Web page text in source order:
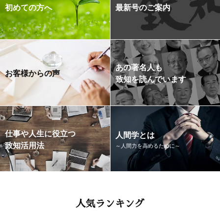
初めての方へ 最新号のご案内
お客様からの声
あの著名人も
致知を読んでいます
仕事や人生に役立つ
致知活用法
人間学とは
～人間力を高めるために～
人気ランキング